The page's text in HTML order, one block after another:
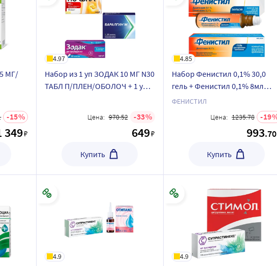
МГ/
15
349₽
4.97
Набор из 1 уп ЗОДАК 10 МГ N30
ТАБЛ П/ПЛЕН/ОБОЛОЧ + 1 уп
Цена: 970.52 33
649₽
Купить
4.85
Набор Фенистил 0,1% 30,0
гель + Фенистил 0,1% 8мл
флак эмульсия со скидкой
ФЕНИСТИЛ
Цена: 1235.78 19
993.70
Купить
4.9 4.9